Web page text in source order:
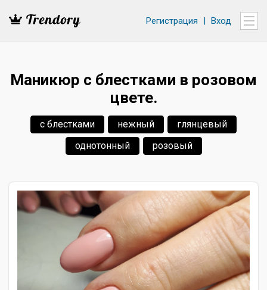
Регистрация | Вход
Маникюр с блестками в розовом
цвете.
с блестками нежный
глянцевый
однотонный
розовый